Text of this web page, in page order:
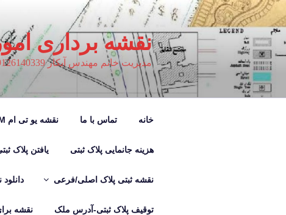
رفتن
به
محتوا
نقشه برداری
مدیریت خانم مهندس آبکار 09126140339
خانه تماس با ما نقشه یو تی ام UTM
هزینه جانمایی پلاک ثبتی یافتن پلاک
نقشه ثبتی پلاک اصلی/فرعی
توقیف پلاک ثبتی-آدرس ملک نقشه